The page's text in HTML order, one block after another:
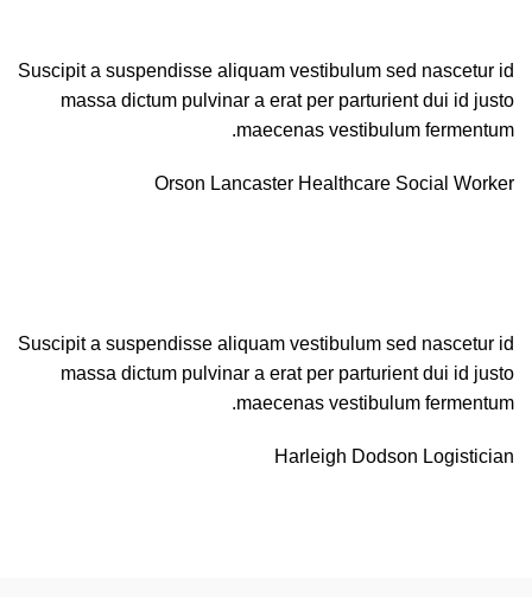
Suscipit a suspendisse aliquam vestibulum sed nascetur id
massa dictum pulvinar a erat per parturient dui id justo
maecenas vestibulum fermentum.
Orson Lancaster Healthcare Social Worker
Suscipit a suspendisse aliquam vestibulum sed nascetur id
massa dictum pulvinar a erat per parturient dui id justo
maecenas vestibulum fermentum.
Harleigh Dodson Logistician